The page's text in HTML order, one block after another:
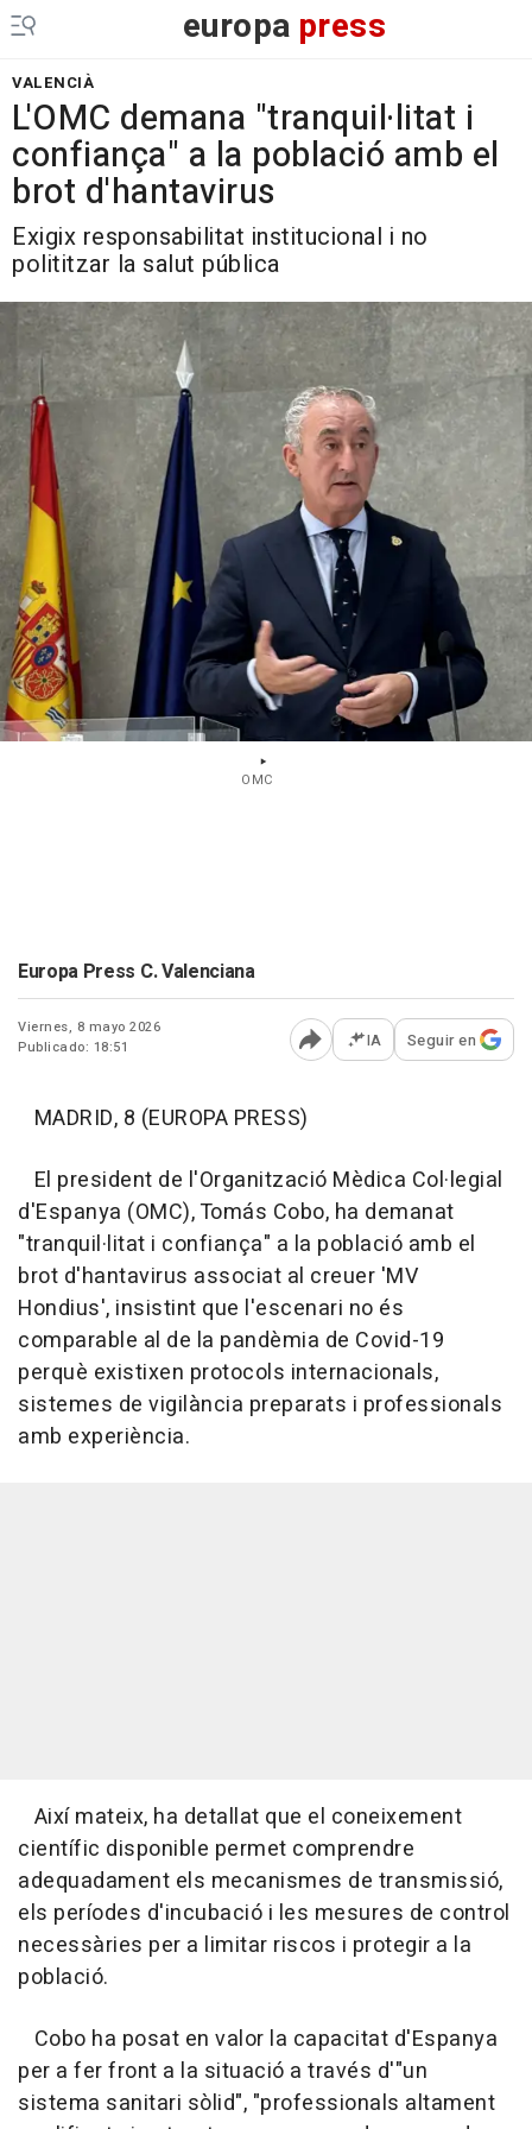
europa press
VALENCIÀ
L'OMC demana "tranquil·litat i
confiança" a la població amb el
brot d'hantavirus
Exigix responsabilitat institucional i no
polititzar la salut pública
OMC
Europa Press C. Valenciana
Viernes, 8 mayo 2026
Publicado: 18:51
Abrir opciones para
IA Seguir en
MADRID, 8 (EUROPA PRESS)
El president de l'Organització Mèdica Col·legial
d'Espanya (OMC), Tomás Cobo, ha demanat
"tranquil·litat i confiança" a la població amb el
brot d'hantavirus associat al creuer 'MV
Hondius', insistint que l'escenari no és
comparable al de la pandèmia de Covid-19
perquè existixen protocols internacionals,
sistemes de vigilància preparats i professionals
amb experiència.
Així mateix, ha detallat que el coneixement
científic disponible permet comprendre
adequadament els mecanismes de transmissió,
els períodes d'incubació i les mesures de control
necessàries per a limitar riscos i protegir a la
població.
Cobo ha posat en valor la capacitat d'Espanya
per a fer front a la situació a través d'"un
sistema sanitari sòlid", "professionals altament